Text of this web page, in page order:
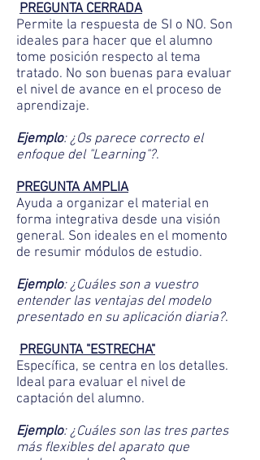
PREGUNTA CERRADA
Permite la respuesta de SI o NO. Son
ideales para hacer que el alumno
tome posición respecto al tema
tratado. No son buenas para evaluar
el nivel de avance en el proceso de
aprendizaje.
Ejemplo: ¿Os parece correcto el
enfoque del "Learning"?.
PREGUNTA AMPLIA
Ayuda a organizar el material en
forma integrativa desde una visión
general. Son ideales en el momento
de resumir módulos de estudio.
Ejemplo: ¿Cuáles son a vuestro
entender las ventajas del modelo
presentado en su aplicación diaria?.
PREGUNTA "ESTRECHA"
Específica, se centra en los detalles.
Ideal para evaluar el nivel de
captación del alumno.
Ejemplo: ¿Cuáles son las tres partes
más flexibles del aparato que